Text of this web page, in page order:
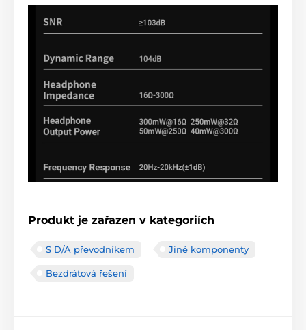
Produkt je zařazen v kategoriích
S D/A převodníkem Jiné komponenty
Bezdrátová řešení